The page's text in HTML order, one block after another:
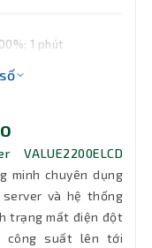
1 phút
minh chuyên dụng
và hệ thống
trạng mất điện đột
công suất lên tới